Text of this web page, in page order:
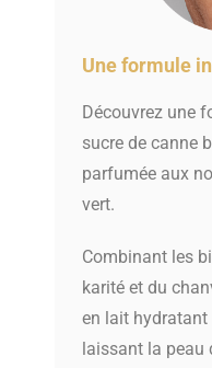
Une formule
Découvrez une
sucre de canne
parfumée aux
vert.
Combinant les
karité et du
en lait hydratant
laissant la peau